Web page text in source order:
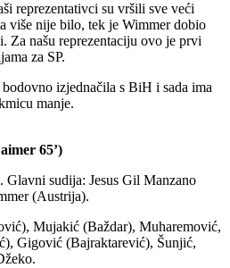
reprezentativci su vršili sve veći
više nije bilo, tek je Wimmer dobio
Za našu reprezentaciju ovo je prvi
za SP.
izjednačila s BiH i sada ima
manje.
65’)
sudija: Jesus Gil Manzano
(Austrija).
Mujakić (Baždar), Muharemović,
Gigović (Bajraktarević), Šunjić,